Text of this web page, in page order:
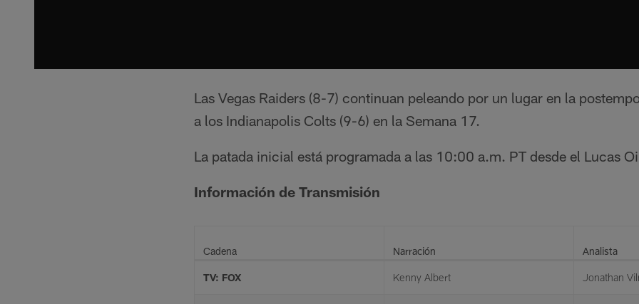
Las Vegas Raiders (8-7) continuan peleando por un lugar en la
a los Indianapolis Colts (9-6) en la Semana 17.
La patada inicial está programada a las 10:00 a.m. PT desde el Lucas
Información de Transmisión
Cadena Narración Analista
TV: FOX Kenny Albert Jonathan